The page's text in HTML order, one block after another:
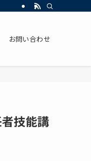
お問い合わせ
技能講